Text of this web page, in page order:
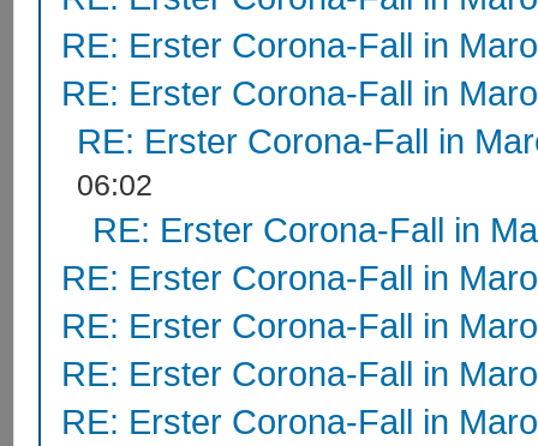
RE: Erster Corona-Fall in
RE: Erster Corona-Fall in
RE: Erster Corona-Fall in
06:02
RE: Erster Corona-Fall in
RE: Erster Corona-Fall in
RE: Erster Corona-Fall in
RE: Erster Corona-Fall in
RE: Erster Corona-Fall in